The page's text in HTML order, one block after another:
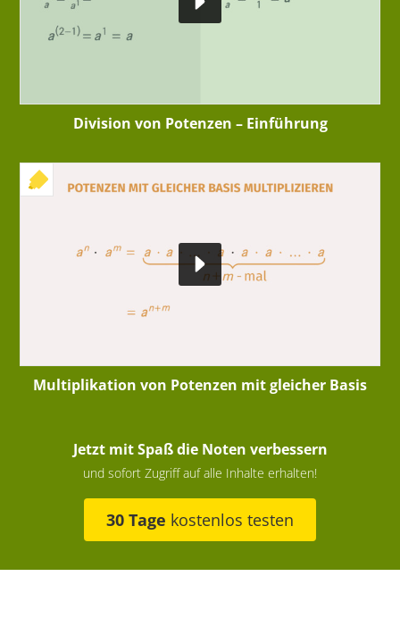
Division von Potenzen – Einführung
+ INTERAKTIVE ÜBUNG
Multiplikation von Potenzen mit gleicher Basis
Jetzt mit Spaß die Noten verbessern
und sofort Zugriff auf alle Inhalte erhalten!
30 Tage kostenlos testen